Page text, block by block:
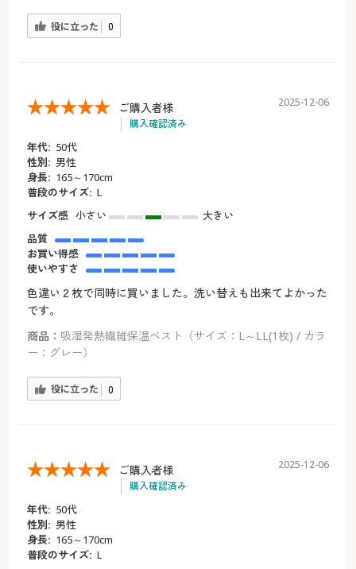
役に立った 0
ご購入者様
購入確認済み
2025-12-06
年代: 50代
性別: 男性
身長: 165～170cm
普段のサイズ: L
サイズ感 小さい
大きい
品質
お買い得感
使いやすさ
色違い２枚で同時に買いました。洗い替えも出来てよかった
です。
商品： 吸湿発熱繊維保温ベスト（サイズ：L～LL(1枚) / カラ
ー：グレー）
役に立った 0
ご購入者様
購入確認済み
2025-12-06
年代: 50代
性別: 男性
身長: 165～170cm
普段のサイズ: L